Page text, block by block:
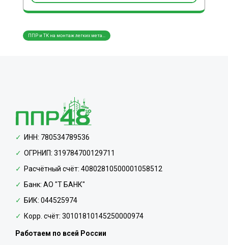
ППР и ТК на монтаж легких мета...
ППР и ТК на монтаж трубопровод...
ИНН: 780534789536
ОГРНИП: 319784700129711
Расчётный счёт: 40802810500001058512
Банк: АО "Т БАНК"
БИК: 044525974
Корр. счёт: 30101810145250000974
Работаем по всей России